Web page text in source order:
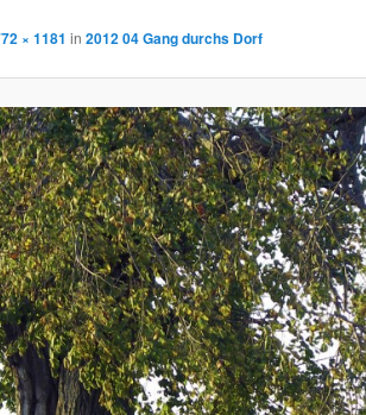
× 1181 in 2012 04 Gang durchs Dorf